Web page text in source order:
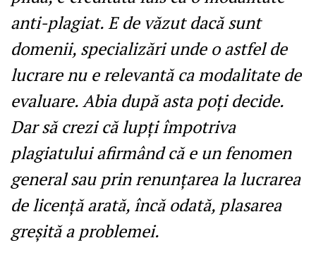
anti-plagiat. E de văzut dacă sunt
domenii, specializări unde o astfel de
lucrare nu e relevantă ca modalitate de
evaluare. Abia după asta poți decide.
Dar să crezi că lupți împotriva
plagiatului afirmând că e un fenomen
general sau prin renunțarea la lucrarea
de licență arată, încă odată, plasarea
greșită a problemei.